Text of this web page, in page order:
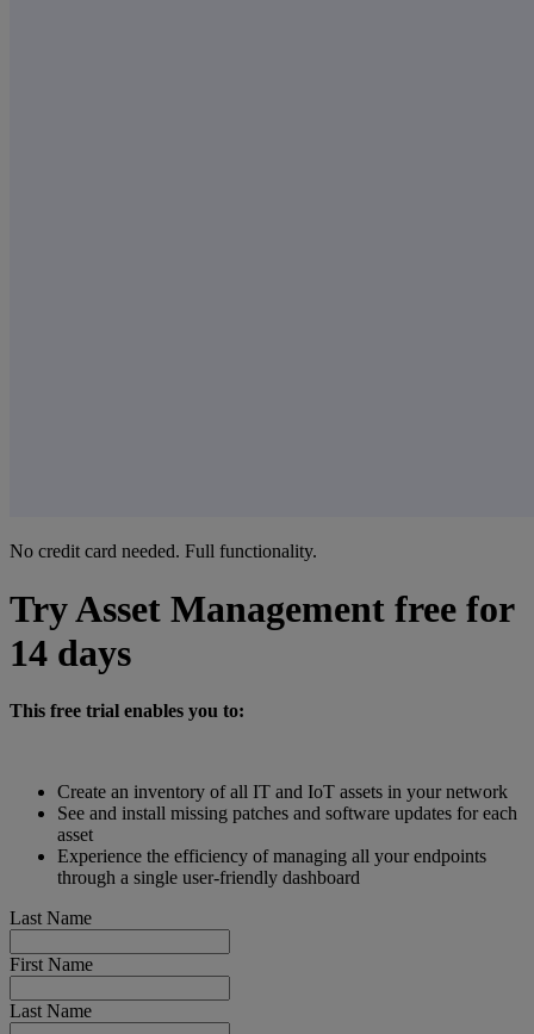
No credit card needed. Full functionality.
Try Asset Management free for
14 days
This free trial enables you to:
Create an inventory of all IT and IoT assets in your network
See and install missing patches and software updates for each
asset
Experience the efficiency of managing all your endpoints
through a single user-friendly dashboard
Last Name
First Name
Last Name